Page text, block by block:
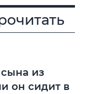
из
он сидит в